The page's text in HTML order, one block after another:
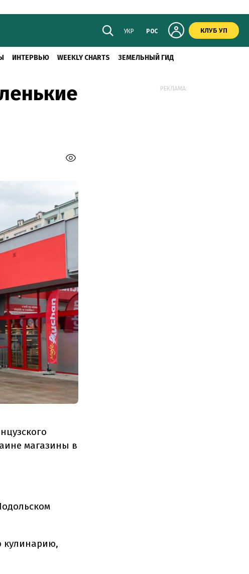
УКР РОС КЛУБ УП
ИНТЕРВЬЮ WEEKLY CHARTS ЗЕМЕЛЬНЫЙ ГИД
магазины в
кулинарию,
РЕКЛАМА: